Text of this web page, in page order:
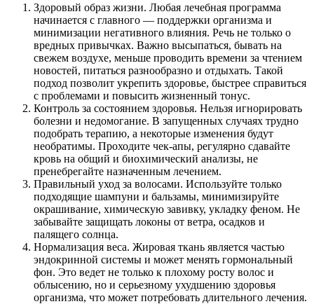
Здоровый образ жизни. Любая лечебная программа
начинается с главного — поддержки организма и
минимизации негативного влияния. Речь не только о
вредных привычках. Важно высыпаться, бывать на
свежем воздухе, меньше проводить времени за чтением
новостей, питаться разнообразно и отдыхать. Такой
подход позволит укрепить здоровье, быстрее справиться
с проблемами и повысить жизненный тонус.
Контроль за состоянием здоровья. Нельзя игнорировать
болезни и недомогание. В запущенных случаях трудно
подобрать терапию, а некоторые изменения будут
необратимы. Проходите чек-апы, регулярно сдавайте
кровь на общий и биохимический анализы, не
пренебрегайте назначенным лечением.
Правильный уход за волосами. Используйте только
подходящие шампуни и бальзамы, минимизируйте
окрашивание, химическую завивку, укладку феном. Не
забывайте защищать локоны от ветра, осадков и
палящего солнца.
Нормализация веса. Жировая ткань является частью
эндокринной системы и может менять гормональный
фон. Это ведет не только к плохому росту волос и
облысению, но и серьезному ухудшению здоровья
организма, что может потребовать длительного лечения.